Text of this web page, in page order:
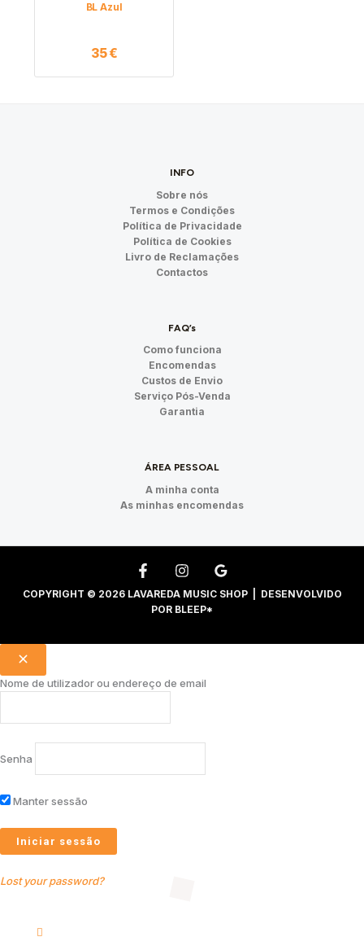
BL Azul
35€
INFO
Sobre nós
Termos e Condições
Política de Privacidade
Política de Cookies
Livro de Reclamações
Contactos
FAQ’s
Como funciona
Encomendas
Custos de Envio
Serviço Pós-Venda
Garantia
ÁREA PESSOAL
A minha conta
As minhas encomendas
COPYRIGHT © 2026 LAVAREDA MUSIC SHOP | DESENVOLVIDO
POR BLEEP*
Nome de utilizador ou endereço de email
Senha
Manter sessão
Lost your password?